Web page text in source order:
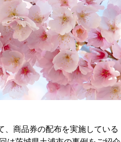
、商品券の配布を実施している